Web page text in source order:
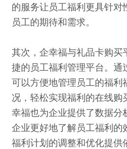
的服务让员工福利更具针对
员工的期待和需求。
其次，企幸福与礼品卡购买
捷的员工福利管理平台。通
可以方便地管理员工的福利
况，轻松实现福利的在线购
幸福也为企业提供了数据分
企业更好地了解员工福利的
福利计划的调整和优化提供